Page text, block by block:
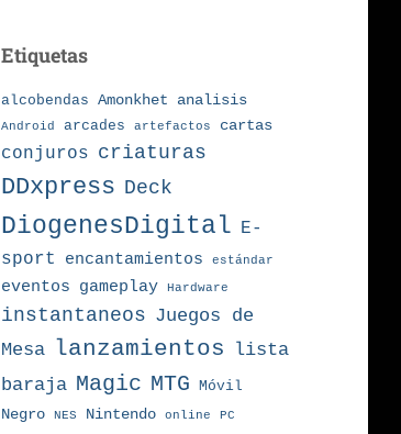
Etiquetas
alcobendas Amonkhet analisis
Android arcades artefactos cartas
conjuros criaturas
DDxpress Deck
DiogenesDigital E-
sport
encantamientos estándar
eventos gameplay Hardware
instantaneos Juegos de
Mesa
lanzamientos
lista
baraja Magic MTG Móvil
Negro
NES Nintendo online PC